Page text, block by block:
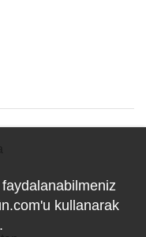
kullanarak